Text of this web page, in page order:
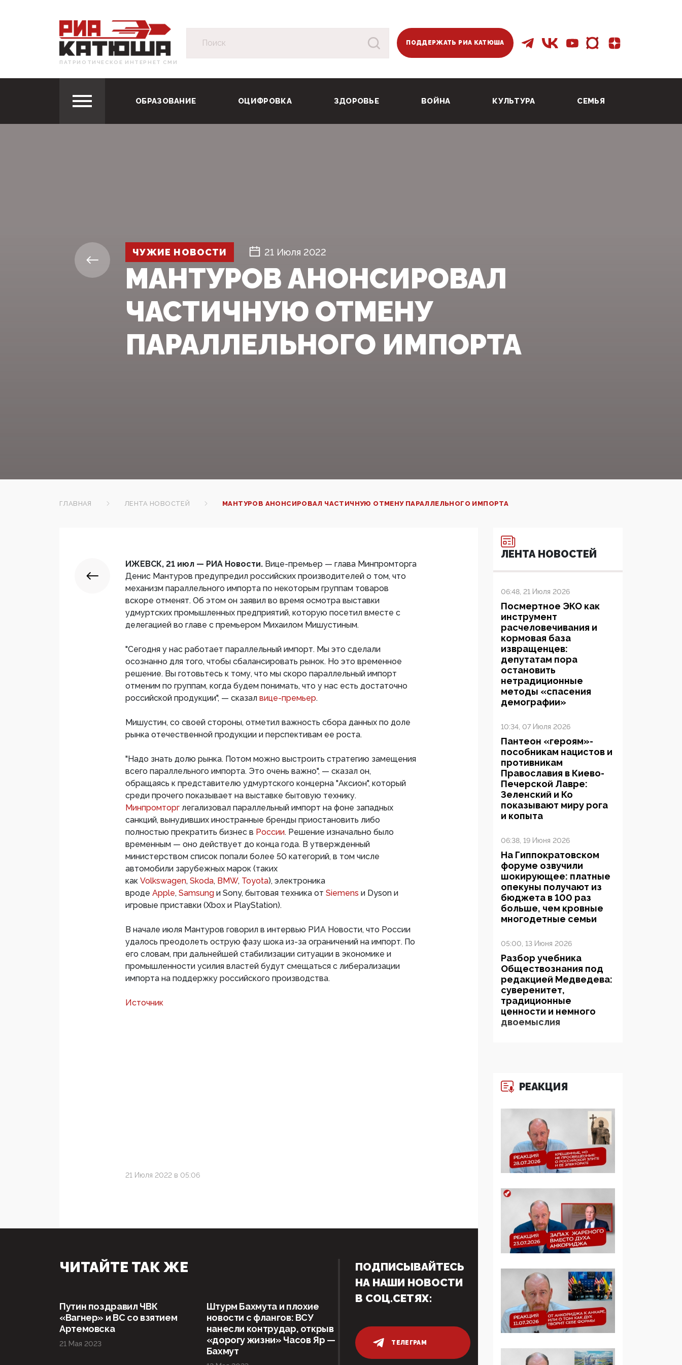
ПАТРИОТИЧЕСКОЕ ИНТЕРНЕТ СМИ
ПОДДЕРЖАТЬ РИА КАТЮША
ОБРАЗОВАНИЕ ОЦИФРОВКА ЗДОРОВЬЕ ВОЙНА КУЛЬТУРА СЕМЬЯ
ЧУЖИЕ НОВОСТИ 21 Июля 2022
МАНТУРОВ АНОНСИРОВАЛ
ЧАСТИЧНУЮ ОТМЕНУ
ПАРАЛЛЕЛЬНОГО ИМПОРТА
ГЛАВНАЯ ЛЕНТА НОВОСТЕЙ МАНТУРОВ АНОНСИРОВАЛ ЧАСТИЧНУЮ ОТМЕНУ ПАРАЛЛЕЛЬНОГО ИМПОРТА
ИЖЕВСК, 21 июл — РИА Новости. Вице-премьер — глава Минпромторга
Денис Мантуров предупредил российских производителей о том, что
механизм параллельного импорта по некоторым группам товаров
вскоре отменят. Об этом он заявил во время осмотра выставки
удмуртских промышленных предприятий, которую посетил вместе с
делегацией во главе с премьером Михаилом Мишустиным.
"Сегодня у нас работает параллельный импорт. Мы это сделали
осознанно для того, чтобы сбалансировать рынок. Но это временное
решение. Вы готовьтесь к тому, что мы скоро параллельный импорт
отменим по группам, когда будем понимать, что у нас есть достаточно
российской продукции", — сказал вице-премьер.
Мишустин, со своей стороны, отметил важность сбора данных по доле
рынка отечественной продукции и перспективам ее роста.
"Надо знать долю рынка. Потом можно выстроить стратегию замещения
всего параллельного импорта. Это очень важно", — сказал он,
обращаясь к представителю удмуртского концерна "Аксион", который
среди прочего показывает на выставке бытовую технику.
Минпромторг легализовал параллельный импорт на фоне западных
санкций, вынудивших иностранные бренды приостановить либо
полностью прекратить бизнес в России. Решение изначально было
временным — оно действует до конца года. В утвержденный
министерством список попали более 50 категорий, в том числе
автомобили зарубежных марок (таких
как Volkswagen, Skoda, BMW, Toyota), электроника
вроде Apple, Samsung и Sony, бытовая техника от Siemens и Dyson и
игровые приставки (Xbox и PlayStation).
В начале июля Мантуров говорил в интервью РИА Новости, что России
удалось преодолеть острую фазу шока из-за ограничений на импорт. По
его словам, при дальнейшей стабилизации ситуации в экономике и
промышленности усилия властей будут смещаться с либерализации
импорта на поддержку российского производства.
Источник
21 Июля 2022 в 05:06
ЛЕНТА НОВОСТЕЙ
06:48, 21 Июля 2026
Посмертное ЭКО как
инструмент
расчеловечивания и
кормовая база
извращенцев:
депутатам пора
остановить
нетрадиционные
методы «спасения
демографии»
10:34, 07 Июля 2026
Пантеон «героям»-
пособникам нацистов и
противникам
Православия в Киево-
Печерской Лавре:
Зеленский и Ко
показывают миру рога
и копыта
06:38, 19 Июня 2026
На Гиппократовском
форуме озвучили
шокирующее: платные
опекуны получают из
бюджета в 100 раз
больше, чем кровные
многодетные семьи
05:00, 13 Июня 2026
Разбор учебника
Обществознания под
редакцией Медведева:
суверенитет,
традиционные
ценности и немного
двоемыслия
экстремистскую
деятельность ИИТО
продолжают
определять повестку в
образовании
09:43, 01 Июня 2026
5G за счет здоровья
граждан: Минцифры
намерено отобрать у
регионов и
муниципалитетов право
защищать жилые дома
и социальные объекты
05:58, 26 Мая 2026
Роскомнадзор
освободили от борца с
деструктивным и
опасным контентом
07:39, 25 Мая 2026
РЕАКЦИЯ
ЧИТАЙТЕ ТАК ЖЕ
Путин поздравил ЧВК
«Вагнер» и ВС со взятием
Артемовска
21 Мая 2023
Штурм Бахмута и плохие
новости с флангов: ВСУ
нанесли контрудар, открыв
«дорогу жизни» Часов Яр —
Бахмут
ПОДПИСЫВАЙТЕСЬ
НА НАШИ НОВОСТИ
В СОЦ.СЕТЯХ:
ТЕЛЕГРАМ